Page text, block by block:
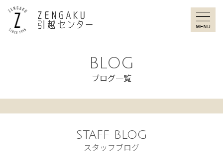
ZENGAKU引
BLOG
ブログ一覧
STAFF BLOG
スタッフブログ